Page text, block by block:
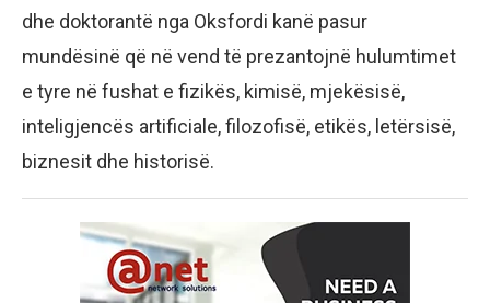
dhe doktorantë nga Oksfordi kanë pasur
mundësinë që në vend të prezantojnë hulumtimet
e tyre në fushat e fizikës, kimisë, mjekësisë,
inteligjencës artificiale, filozofisë, etikës, letërsisë,
biznesit dhe historisë.